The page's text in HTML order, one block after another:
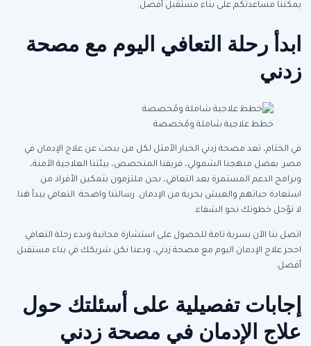
يمكننا مساعدتكم على بناء مستقبل أفضل.
ابدأ رحلة التعافي اليوم مع مصحة
زدني
خطط علاجية شاملة ومُخصصة
في الختام، تعد مصحة زدني الخيار الأمثل لكل من يبحث عن علاج الإدمان في
مصر. بفضل منهجنا الشمولي، فريقنا المتخصص، بيئتنا العلاجية الآمنة،
وبرامج الدعم المستمرة بعد التعافي، نحن ملتزمون بتمكين الأفراد من
استعادة حياتهم والعيش بحرية من الإدمان. رسالتنا واضحة: التعافي يبدأ هنا.
لا تؤجل خطوتك نحو الشفاء.
اتصل بنا الآن بسرية تامة للحصول على استشارة مجانية وبدء رحلة التعافي.
احجز علاج الإدمان اليوم مع مصحة زدني، ودعنا نكن شريكك في بناء مستقبل
أفضل.
إجابات تفصيلية على أسئلتك حول
علاج الإدمان في مصحة زدني